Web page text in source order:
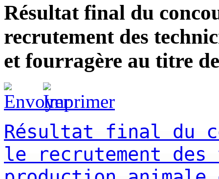
Résultat final du
recrutement des
et fourragère au titre
Résultat final du
le recrutement des